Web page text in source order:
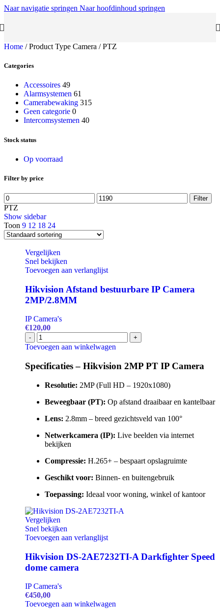
Naar navigatie springen Naar hoofdinhoud springen
Home / Product Type Camera / PTZ
Categories
Accessoires 49
Alarmsystemen 61
Camerabewaking 315
Geen categorie 0
Intercomsystemen 40
Stock status
Op voorraad
Filter by price
Min.
prijs
Max.
prijs
Filter
PTZ
Show sidebar
Toon 9 12 18 24
Vergelijken
Snel bekijken
Toevoegen aan verlanglijst
Hikvision Afstand bestuurbare IP Camera
2MP/2.8MM
IP Camera's
€120,00
-
Hikvision
Afstand
IP
Camera
2MP/2.8MM
aantal
+
Toevoegen aan winkelwagen
Specificaties – Hikvision 2MP PT IP Camera
Resolutie: 2MP (Full HD – 1920x1080)
Beweegbaar (PT): Op afstand draaibaar en kantelbaar
Lens: 2.8mm – breed gezichtsveld van 100°
Netwerkcamera (IP): Live beelden via internet
bekijken
Compressie: H.265+ – bespaart opslagruimte
Geschikt voor: Binnen- en buitengebruik
Toepassing: Ideaal voor woning, winkel of kantoor
Vergelijken
Snel bekijken
Toevoegen aan verlanglijst
Hikvision DS-2AE7232TI-A Darkfighter Speed
dome camera
IP Camera's
€450,00
Hikvision
Toevoegen aan winkelwagen